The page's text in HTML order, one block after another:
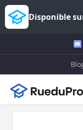
Disponible